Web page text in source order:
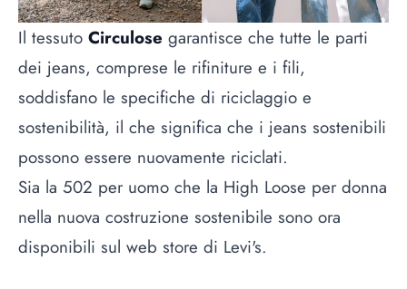
Il tessuto Circulose garantisce che tutte le parti
dei jeans, comprese le rifiniture e i fili,
soddisfano le specifiche di riciclaggio e
sostenibilità, il che significa che i jeans sostenibili
possono essere nuovamente riciclati.
Sia la 502 per uomo che la High Loose per donna
nella nuova costruzione sostenibile sono ora
disponibili sul web store di Levi's.